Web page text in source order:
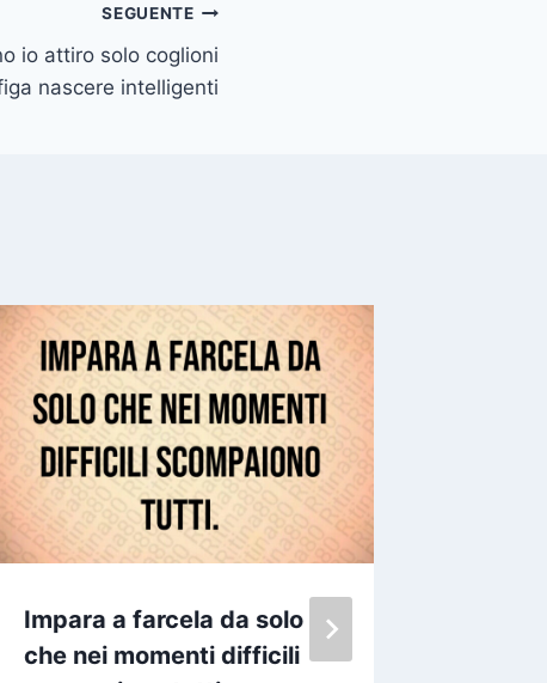
SEGUENTE
io attiro solo coglioni
nascere intelligenti
Impara a farcela da solo
che nei momenti difficili